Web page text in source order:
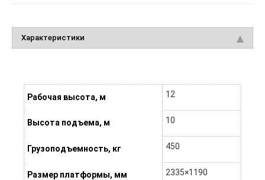
Характеристики
Рабочая высота, м 12
Высота подъема, м 10
Грузоподъемность, кг 450
Размер платформы, мм 2335×1190